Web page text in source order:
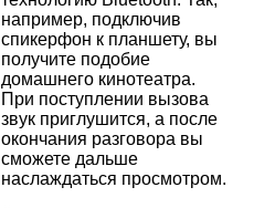
например, подключив
спикерфон к планшету, вы
получите подобие
домашнего кинотеатра.
При поступлении вызова
звук приглушится, а после
окончания разговора вы
сможете дальше
наслаждаться просмотром.